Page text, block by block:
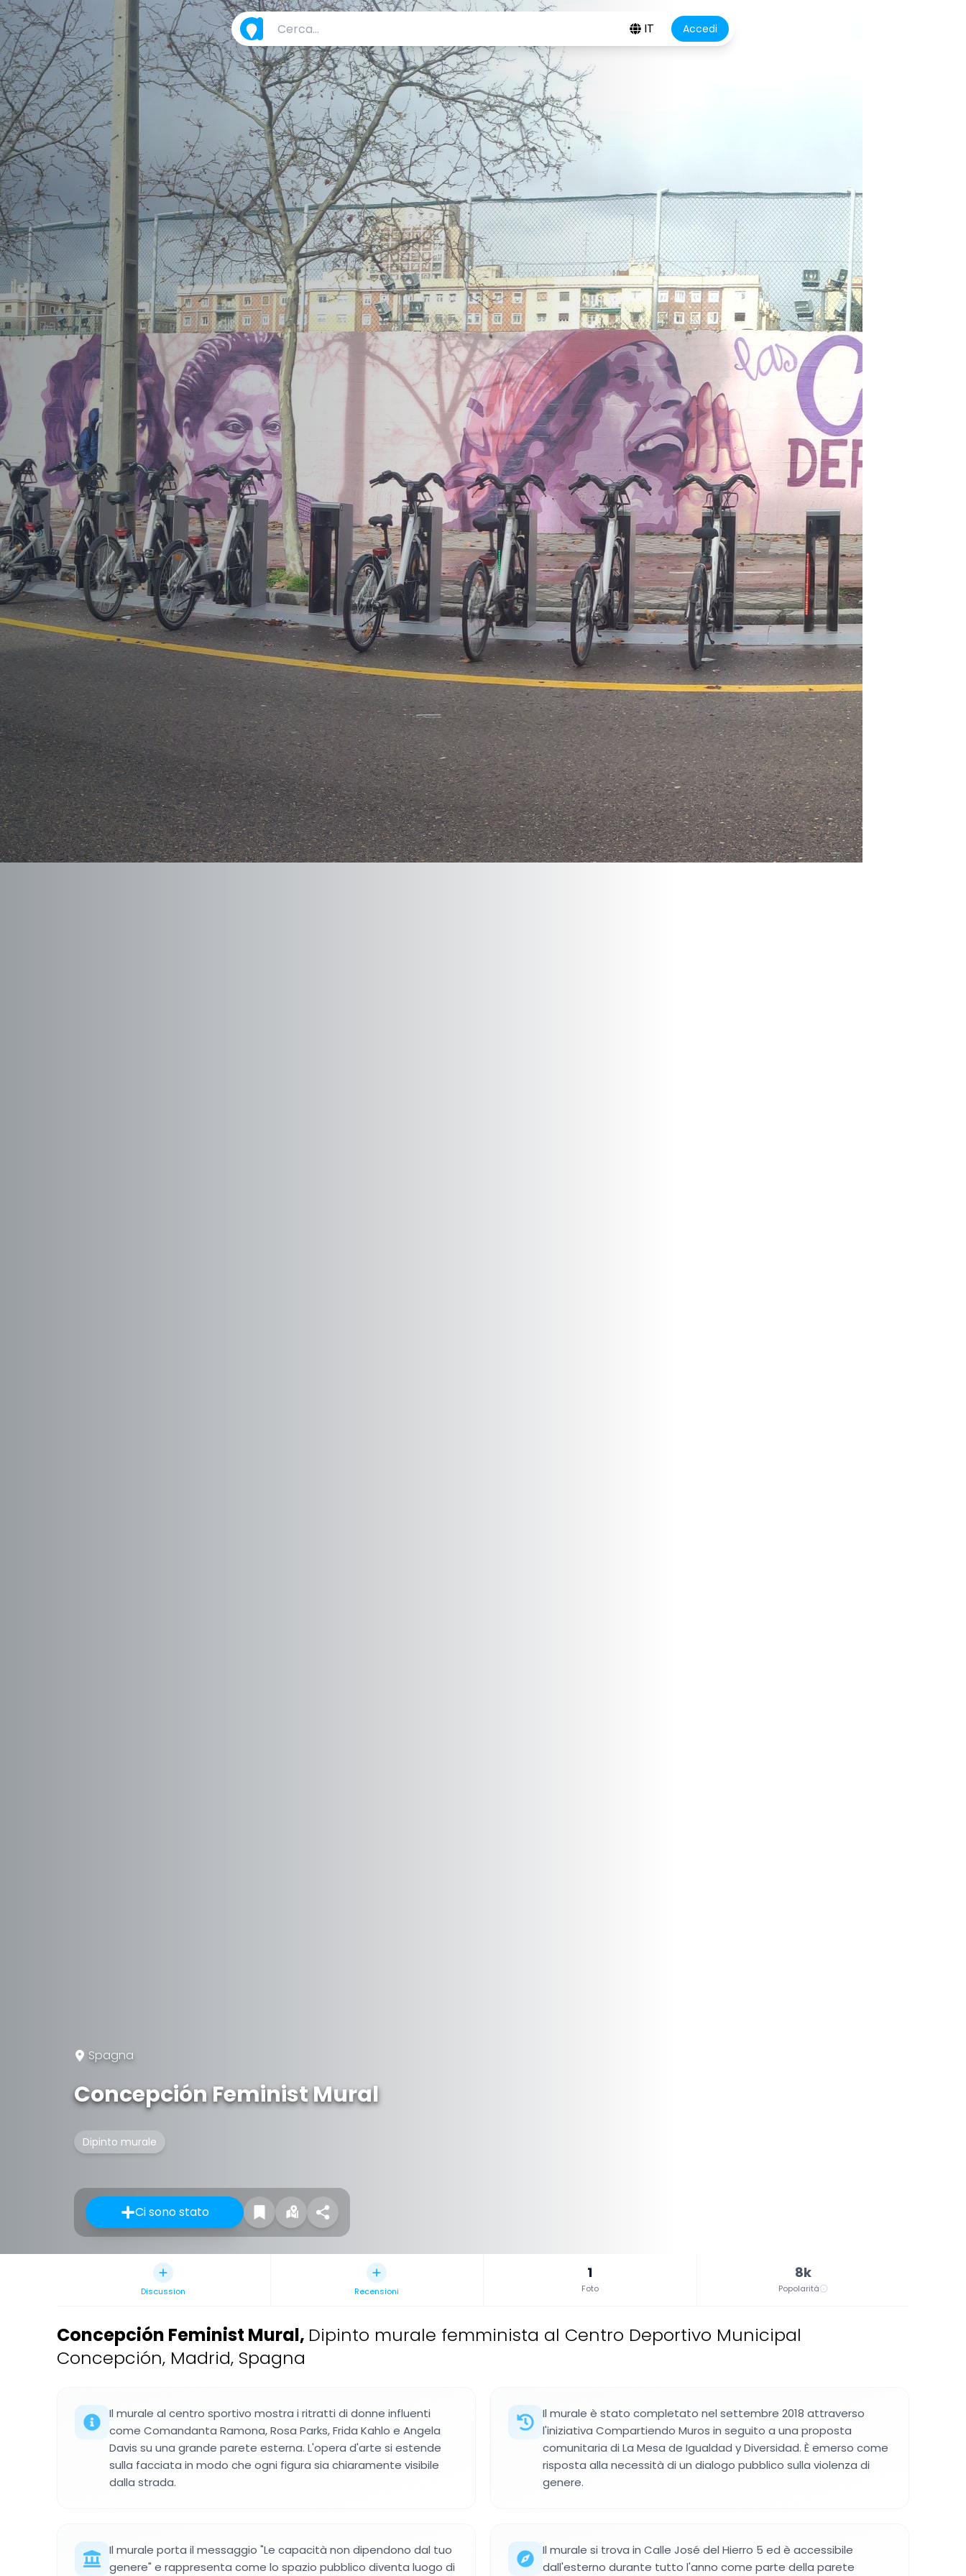
IT Accedi
Spagna
Concepción Feminist Mural
Dipinto murale
Ci sono stato
Discussion Recensioni
1
Foto
8k
Popolarità
Concepción Feminist Mural, Dipinto murale femminista al Centro Deportivo Municipal
Concepción, Madrid, Spagna
Il murale al centro sportivo mostra i ritratti di donne influenti
come Comandanta Ramona, Rosa Parks, Frida Kahlo e Angela
Davis su una grande parete esterna. L'opera d'arte si estende
sulla facciata in modo che ogni figura sia chiaramente visibile
dalla strada.
Il murale è stato completato nel settembre 2018 attraverso
l'iniziativa Compartiendo Muros in seguito a una proposta
comunitaria di La Mesa de Igualdad y Diversidad. È emerso come
risposta alla necessità di un dialogo pubblico sulla violenza di
genere.
Il murale porta il messaggio "Le capacità non dipendono dal tuo
genere" e rappresenta come lo spazio pubblico diventa luogo di
Il murale si trova in Calle José del Hierro 5 ed è accessibile
dall'esterno durante tutto l'anno come parte della parete